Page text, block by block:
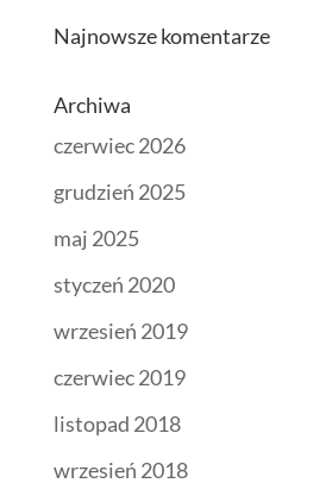
Najnowsze komentarze
Archiwa
czerwiec 2026
grudzień 2025
maj 2025
styczeń 2020
wrzesień 2019
czerwiec 2019
listopad 2018
wrzesień 2018